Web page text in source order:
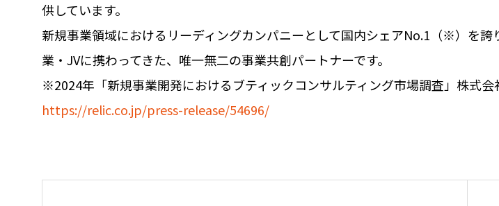
供しています。
新規事業領域におけるリーディングカンパニーとして国内シェアNo.1（※）を
業・JVに携わってきた、唯一無二の事業共創パートナーです。
※2024年「新規事業開発におけるブティックコンサルティング市場調査」株式
https://relic.co.jp/press-release/54696/